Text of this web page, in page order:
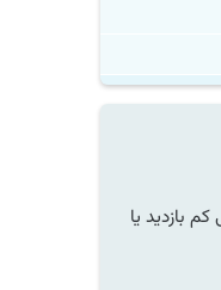
بازدید یا